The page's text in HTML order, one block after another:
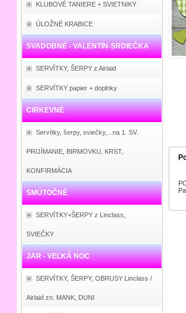
KLUBOVÉ TANIERE + SVIETNIKY
ÚLOŽNÉ KRABICE
SVADOBNÉ - VALENTÍN-SRDIEČKA
SERVÍTKY, ŠERPY z Airlaid
SERVÍTKY papier + doplnky
CIRKEVNÉ
Servítky, šerpy, sviečky,...na 1. SV.
PRIJÍMANIE, BIRMOVKU, KRST,
KONFIRMÁCIA
SMÚTOČNÉ
SERVÍTKY+ŠERPY z Linclass,
SVIEČKY
JAR - VEĽKÁ NOC
SERVÍTKY, ŠERPY, OBRUSY Linclass /
Airlaid zn. MANK, DUNI